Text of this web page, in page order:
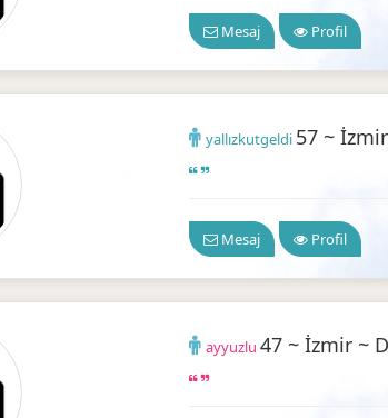
Mesaj Profil
yallızkutgeldi 57 ~
Mesaj Profil
ayyuzlu 47 ~ İzmir ~